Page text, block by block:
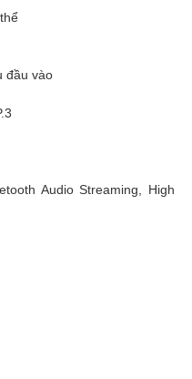
đầu vào
Audio Streaming, High